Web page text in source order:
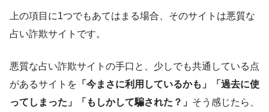
上の項目に1つでもあてはまる場合、そのサイトは悪質な
占い詐欺サイトです。
悪質な占い詐欺サイトの手口と、少しでも共通している点
があるサイトを 「今まさに利用しているかも」「過去に使
ってしまった」「もしかして騙された？」 そう感じたら、